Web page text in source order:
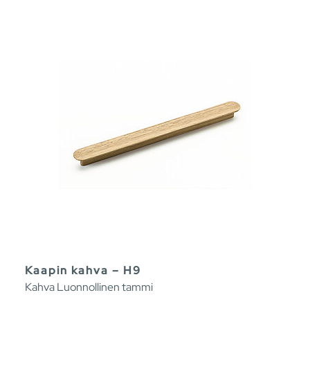
Kaapin kahva – H9
Kahva Luonnollinen tammi